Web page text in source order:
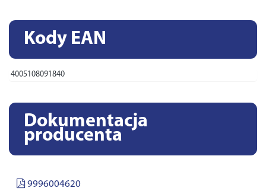
Kody EAN
4005108091840
Dokumentacja
producenta
9996004620